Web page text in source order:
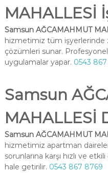
MAHALLESİ
Samsun AĞCAMAHMUT
hizmetimiz tüm işyerlerinde
çözümleri sunar.
uygulamalar yapar. 0543
Samsun
MAHALLESİ
Samsun AĞCAMAHMUT
hizmetimiz apartman
sorunlarına karşı hızlı ve
hale getirilir. 0543 867 8769